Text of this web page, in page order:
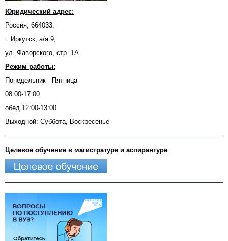
Юридический адрес:
Россия, 664033,
г. Иркутск, а/я 9,
ул. Фаворского, стр. 1А
Режим работы:
Понедельник - Пятница
08:00-17:00
обед 12:00-13:00
Выходной: Суббота, Воскресенье
Целевое обучение в магистратуре и аспирантуре